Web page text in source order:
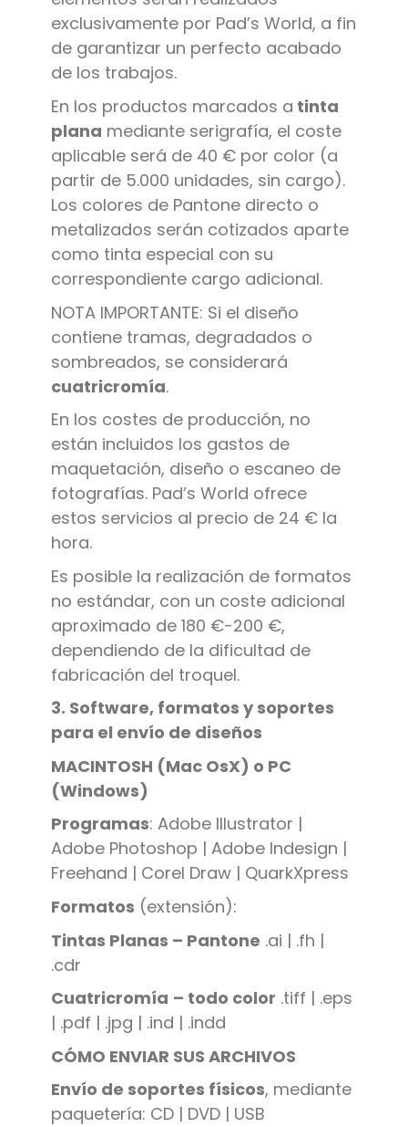
exclusivamente por Pad’s World, a fin
de garantizar un perfecto acabado
de los trabajos.
En los productos marcados a tinta
plana mediante serigrafía, el coste
aplicable será de 40 € por color (a
partir de 5.000 unidades, sin cargo).
Los colores de Pantone directo o
metalizados serán cotizados aparte
como tinta especial con su
correspondiente cargo adicional.
NOTA IMPORTANTE: Si el diseño
contiene tramas, degradados o
sombreados, se considerará
cuatricromía.
En los costes de producción, no
están incluidos los gastos de
maquetación, diseño o escaneo de
fotografías. Pad’s World ofrece
estos servicios al precio de 24 € la
hora.
Es posible la realización de formatos
no estándar, con un coste adicional
aproximado de 180 €-200 €,
dependiendo de la dificultad de
fabricación del troquel.
3. Software, formatos y soportes
para el envío de diseños
MACINTOSH (Mac OsX) o PC
(Windows)
Programas: Adobe Illustrator |
Adobe Photoshop | Adobe Indesign |
Freehand | Corel Draw | QuarkXpress
Formatos (extensión):
Tintas Planas – Pantone .ai | .fh |
.cdr
Cuatricromía – todo color .tiff | .eps
| .pdf | .jpg | .ind | .indd
CÓMO ENVIAR SUS ARCHIVOS
Envío de soportes físicos, mediante
paquetería: CD | DVD | USB